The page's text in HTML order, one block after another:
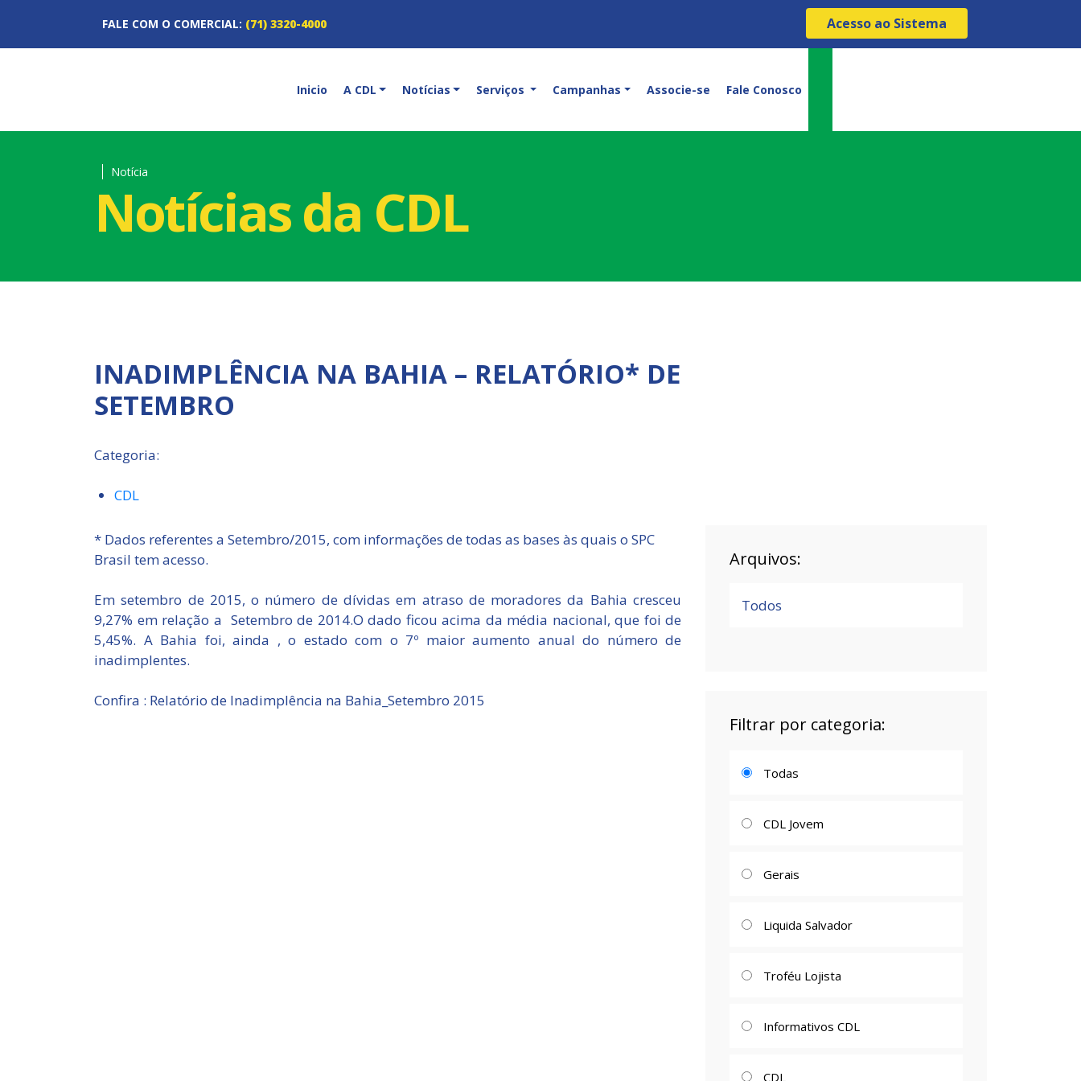
FALE COM O COMERCIAL: (71) 3320-4000 Acesso ao Sistema
Inicio A CDL Notícias Serviços Campanhas Associe-se Fale Conosco
Notícia
Notícias da CDL
INADIMPLÊNCIA NA BAHIA – RELATÓRIO* DE
SETEMBRO
Categoria:
CDL
* Dados referentes a Setembro/2015, com informações de todas as bases às quais o SPC
Brasil tem acesso.
Em setembro de 2015, o número de dívidas em atraso de moradores da Bahia cresceu
9,27% em relação a Setembro de 2014.O dado ficou acima da média nacional, que foi de
5,45%. A Bahia foi, ainda , o estado com o 7º maior aumento anual do número de
inadimplentes.
Confira : Relatório de Inadimplência na Bahia_Setembro 2015
Arquivos:
Todos
Filtrar por categoria:
Todas
CDL Jovem
Gerais
Liquida Salvador
Troféu Lojista
Informativos CDL
CDL